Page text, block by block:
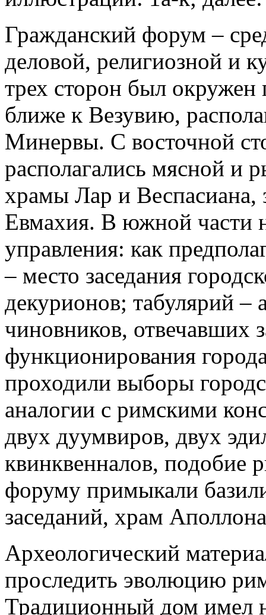
Гражданский форум –
деловой, религиозной и
трех сторон был окружен
ближе к Везувию,
Минервы. С восточной
располагались мясной
храмы Лар и
Евмахия. В южной части
управления: как
– место заседания
декурионов; табулярий
чиновников, отвечавших
функционирования
проходили выборы
аналогии с римскими
двух дуумвиров, двух
квинквенналов, подобие
форуму примыкали
заседаний, храм
Археологический
проследить эволюцию
Традиционный дом имел